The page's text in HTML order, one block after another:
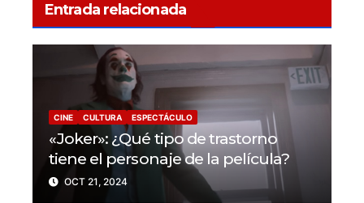
Entrada relacionada
CINE CULTURA ESPECTÁCULO
«Joker»: ¿Qué tipo de trastorno
tiene el personaje de la película?
OCT 21, 2024